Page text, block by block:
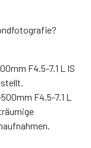
F4.5-7.1 L IS
F4.5-7.1 L